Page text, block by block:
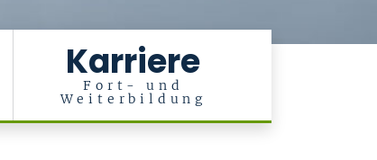
Karriere
Fort- und
Weiterbildung